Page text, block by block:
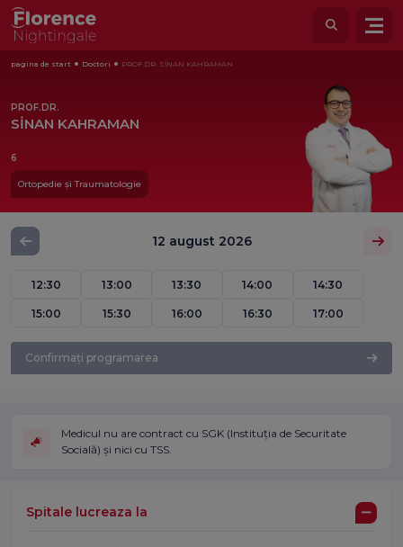
pagina de start Doctori PROF.DR. SİNAN KAHRAMAN
PROF.DR.
SİNAN KAHRAMAN
6
Ortopedie și Traumatologie
12 august 2026
12:30 13:00 13:30 14:00 14:30
15:00 15:30 16:00 16:30 17:00
Confirmați programarea
Medicul nu are contract cu SGK (Instituția de Securitate
Socială) și nici cu TSS.
Spitale lucreaza la